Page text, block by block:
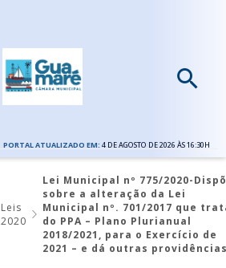
PORTAL ATUALIZADO EM: 4 DE AGOSTO DE 2026 ÀS 16:30H
Leis
2020
Lei Municipal nº 775/2020-
sobre a alteração da Lei
Municipal nº. 701/2017 que
do PPA – Plano Plurianual
2018/2021, para o Exercício de
2021 – e dá outras